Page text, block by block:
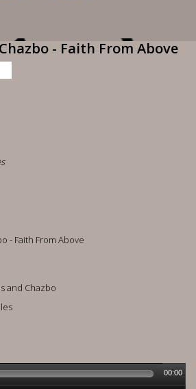
- Faith From Above
- Faith From Above
and Chazbo
00:00